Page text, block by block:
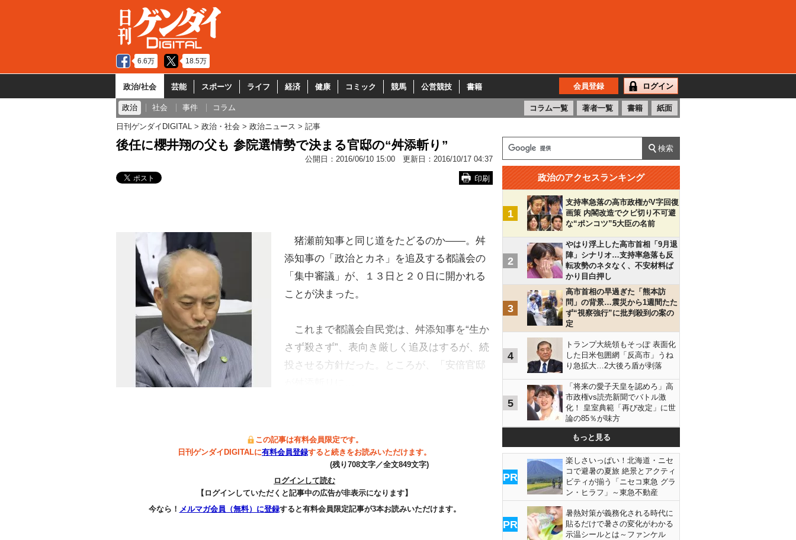
6.6万 18.5万
政治/社会 芸能 スポーツ ライフ 経済 健康 コミック 競馬 公営競技 書籍 会員登録 ログイン
政治 社会 事件 コラム コラム一覧 著者一覧 書籍 紙面
日刊ゲンダイDIGITAL 政治・社会 政治ニュース 記事
後任に櫻井翔の父も 参院選情勢で決まる官邸の“舛添斬り”
公開日： 2016/06/10 15:00 更新日： 2016/10/17 04:37
印刷
猪瀬前知事と同じ道をたどるのか――。舛
添知事の「政治とカネ」を追及する都議会の
「集中審議」が、１３日と２０日に開かれる
ことが決まった。
これまで都議会自民党は、舛添知事を“生か
さず殺さず”、表向き厳しく追及はするが、続
投させる方針だった。ところが、「安倍官邸
この記事は有料会員限定です。
日刊ゲンダイDIGITALに有料会員登録すると続きをお読みいただけます。
(残り708文字／全文849文字)
ログインして読む
【ログインしていただくと記事中の広告が非表示になります】
今なら！ メルマガ会員（無料）に登録すると有料会員限定記事が3本お読みいただけます。
政治のアクセスランキング
1
支持率急落の高市政権がV字回復
画策 内閣改造でクビ切り不可避
な“ポンコツ”5大臣の名前
2
やはり浮上した高市首相「9月退
陣」シナリオ…支持率急落も反
転攻勢のネタなく、不安材料ば
かり目白押し
3
高市首相の早過ぎた「熊本訪
問」の背景…震災から1週間たた
ず“視察強行”に批判殺到の案の
定
4
トランプ大統領もそっぽ 表面化
した日米包囲網「反高市」うね
り急拡大…2大後ろ盾が剥落
5
「将来の愛子天皇を認めろ」高
市政権vs読売新聞でバトル激
化！ 皇室典範「再び改定」に世
論の85％が味方
もっと見る
PR
楽しさいっぱい！北海道・ニセ
コで避暑の夏旅 絶景とアクティ
ビティが揃う「ニセコ東急 グラ
ン・ヒラフ」～東急不動産
PR
暑熱対策が義務化される時代に
貼るだけで暑さの変化がわかる
示温シールとは～ファンケル